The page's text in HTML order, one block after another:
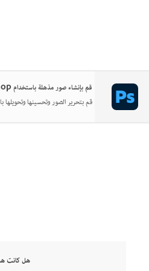
قم بإنشاء صور مذهلة باستخدام Photoshop
قم بتحرير الصور وتحسينها وتحويلها
هل كانت